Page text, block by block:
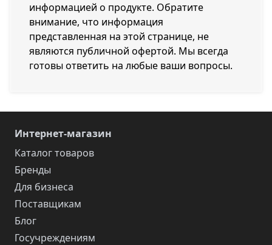
информацией о продукте. Обратите
внимание, что информация
представленная на этой странице, не
являются публичной офертой. Мы всегда
готовы ответить на любые ваши вопросы.
Интернет-магазин
Каталог товаров
Бренды
Для бизнеса
Поставщикам
Блог
Госучреждениям